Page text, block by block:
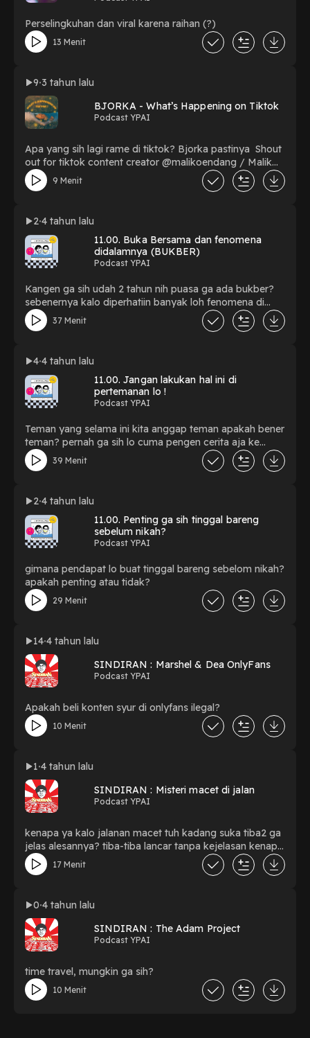
Perselingkuhan dan viral karena raihan (?)
13 Menit
9 3 tahun lalu
BJORKA - What’s Happening on Tiktok
Podcast YPAI
Apa yang sih lagi rame di tiktok? Bjorka pastinya Shout
out for tiktok content creator @malikoendang / Malik
rapper tiktok !!!
9 Menit
2 4 tahun lalu
11.00. Buka Bersama dan fenomena
didalamnya (BUKBER)
Podcast YPAI
Kangen ga sih udah 2 tahun nih puasa ga ada bukber?
sebenernya kalo diperhatiin banyak loh fenomena di
bukber yang lucu2, dan sebenernya bukber itu ajak
pembuktian ke teman2 atau emg untuk silaturahmi?
37 Menit
4 4 tahun lalu
11.00. Jangan lakukan hal ini di
pertemanan lo !
Podcast YPAI
Teman yang selama ini kita anggap teman apakah bener
teman? pernah ga sih lo cuma pengen cerita aja ke
temen lo tapi bukan minta advice? dengerin deh
episode 11.00 kali ini kita banyak ngomongin tentang
39 Menit
2 4 tahun lalu
11.00. Penting ga sih tinggal bareng
sebelum nikah?
Podcast YPAI
gimana pendapat lo buat tinggal bareng sebelom nikah?
apakah penting atau tidak?
29 Menit
14 4 tahun lalu
SINDIRAN : Marshel & Dea OnlyFans
Podcast YPAI
Apakah beli konten syur di onlyfans ilegal?
10 Menit
1 4 tahun lalu
SINDIRAN : Misteri macet di jalan
Podcast YPAI
kenapa ya kalo jalanan macet tuh kadang suka tiba2 ga
jelas alesannya? tiba-tiba lancar tanpa kejelasan kenapa
bisa macet?
17 Menit
0 4 tahun lalu
SINDIRAN : The Adam Project
Podcast YPAI
time travel, mungkin ga sih?
10 Menit